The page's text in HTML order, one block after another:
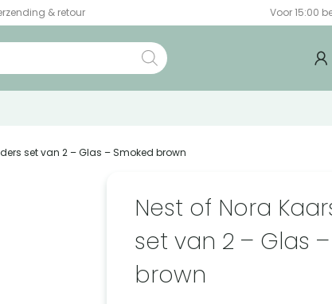
& retour Voor 15:00
set van 2 – Glas – Smoked brown
Nest of Nora
set van 2 – Glas
brown